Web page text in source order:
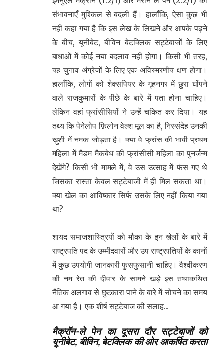
संभावनाएँ मुश्किल से बदली हैं। हालाँकि, ऐसा कुछ भी
नहीं कहा गया है कि इस लेख के लिखने और आपके पढ़ने
के बीच, यूनीबेट, बीविन बेटक्लिक सट्टेबाजों के लिए
बाधाओं में कोई नया बदलाव नहीं होगा। किसी भी तरह,
यह चुनाव अंग्रेजों के लिए एक अविस्मरणीय क्षण होगा।
हालाँकि, लोगों को शेक्सपियर के गृहनगर में छुरा घोंपने
वाले राजकुमारों के पीछे के बारे में पता होना चाहिए।
लेकिन वहां फ्रांसीसियों ने उन्हें चकित कर दिया। यह
तथ्य कि पेनेलोप फ़िलोन वेल्श मूल का है, निस्संदेह उनकी
ख़ुशी में नमक जोड़ता है। क्या वे फ्रांस की भावी प्रथम
महिला में मैडम मैकबेथ की फ्रांसीसी महिला का पुनर्जन्म
देखेंगे? किसी भी मामले में, वे उस उत्साह में फंस गए थे
जिसका रास्ता केवल सट्टेबाजी में ही मिल सकता था।
क्या खेल का आविष्कार सिर्फ उसके लिए नहीं किया गया
था?
शायद समाजशास्त्रियों को मौका के इन खेलों के बारे में
राष्ट्रपति पद के उम्मीदवारों और उप राष्ट्रपतियों के कानों
में कुछ उपयोगी जानकारी फुसफुसानी चाहिए। वैश्वीकरण
की नम रेत की दीवार के सामने खड़े इस तथाकथित
नैतिक अलगाव से छुटकारा पाने के बारे में सोचने का समय
आ गया है। एक शीर्ष सट्टेबाज की सलाह...
मैक्रॉन-ले पेन का दूसरा दौर सट्टेबाजों को
यूनीबेट, बीविन, बेटक्लिक की ओर आकर्षित करता